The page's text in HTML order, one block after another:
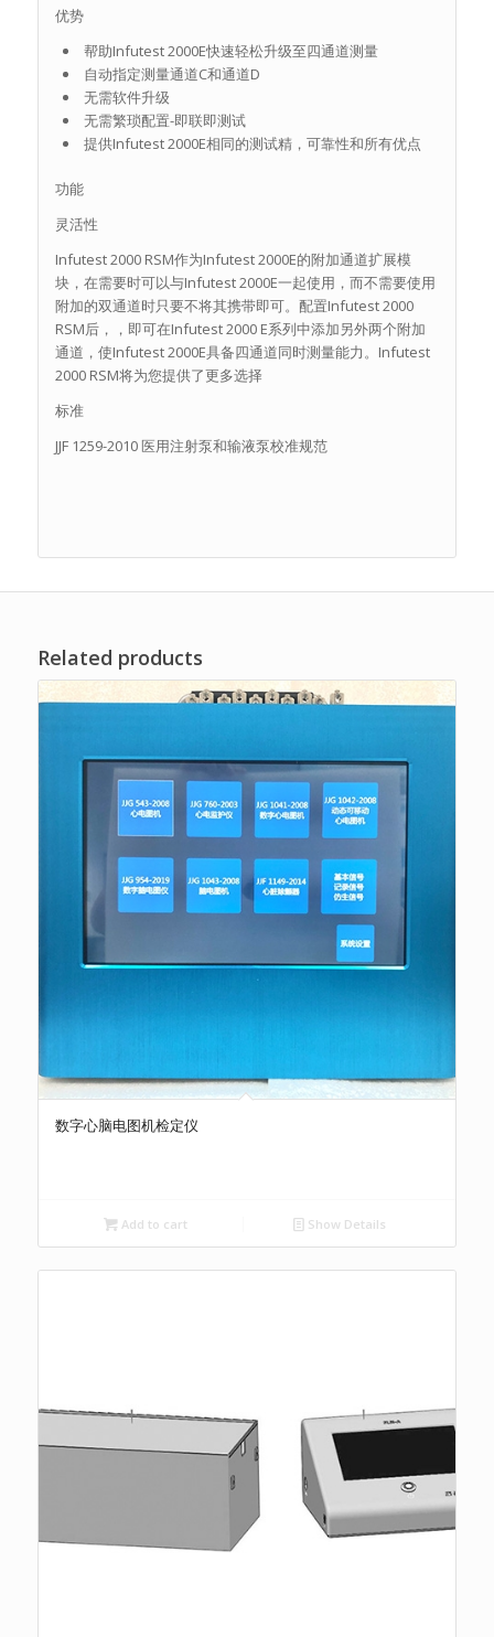
优势
帮助Infutest 2000E快速轻松升级至四通道测量
自动指定测量通道C和通道D
无需软件升级
无需繁琐配置-即联即测试
提供Infutest 2000E相同的测试精，可靠性和所有优点
功能
灵活性
Infutest 2000 RSM作为Infutest 2000E的附加通道扩展模
块，在需要时可以与Infutest 2000E一起使用，而不需要使用
附加的双通道时只要不将其携带即可。配置Infutest 2000
RSM后，，即可在Infutest 2000 E系列中添加另外两个附加
通道，使Infutest 2000E具备四通道同时测量能力。Infutest
2000 RSM将为您提供了更多选择
标准
JJF 1259-2010 医用注射泵和输液泵校准规范
Related products
数字心脑电图机检定仪
Add to cart Show Details